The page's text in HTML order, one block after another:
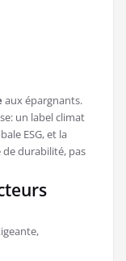
aux épargnants.
un label climat
ESG, et la
durabilité, pas